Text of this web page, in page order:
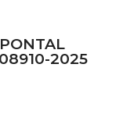
2025